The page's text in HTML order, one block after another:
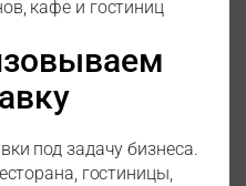
кафе и гостиниц
под задачу бизнеса.
гостиницы,